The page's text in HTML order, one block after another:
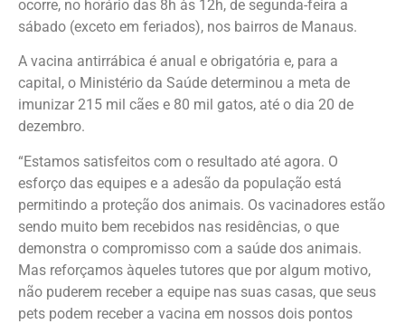
ocorre, no horário das 8h às 12h, de segunda-feira a
sábado (exceto em feriados), nos bairros de Manaus.
A vacina antirrábica é anual e obrigatória e, para a
capital, o Ministério da Saúde determinou a meta de
imunizar 215 mil cães e 80 mil gatos, até o dia 20 de
dezembro.
“Estamos satisfeitos com o resultado até agora. O
esforço das equipes e a adesão da população está
permitindo a proteção dos animais. Os vacinadores estão
sendo muito bem recebidos nas residências, o que
demonstra o compromisso com a saúde dos animais.
Mas reforçamos àqueles tutores que por algum motivo,
não puderem receber a equipe nas suas casas, que seus
pets podem receber a vacina em nossos dois pontos